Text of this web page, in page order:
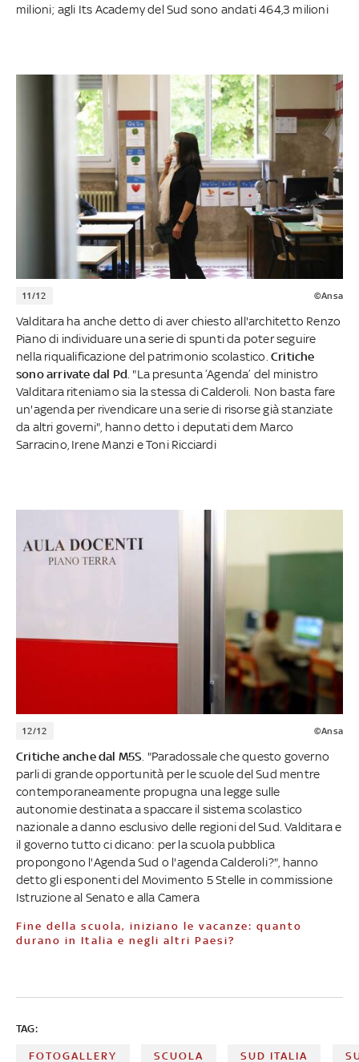
milioni; agli Its Academy del Sud sono andati 464,3 milioni
11/12 ©Ansa
Valditara ha anche detto di aver chiesto all'architetto Renzo
Piano di individuare una serie di spunti da poter seguire
nella riqualificazione del patrimonio scolastico.Critiche
sono arrivate dal Pd . "La presunta ‘Agenda’ del ministro
Valditara riteniamo sia la stessa di Calderoli. Non basta fare
un'agenda per rivendicare una serie di risorse già stanziate
da altri governi", hanno detto i deputati dem Marco
Sarracino, Irene Manzi e Toni Ricciardi
12/12 ©Ansa
Critiche anche dal M5S . "Paradossale che questo governo
parli di grande opportunità per le scuole del Sud mentre
contemporaneamente propugna una legge sulle
autonomie destinata a spaccare il sistema scolastico
nazionale a danno esclusivo delle regioni del Sud. Valditara e
il governo tutto ci dicano: per la scuola pubblica
propongono l'Agenda Sud o l'agenda Calderoli?", hanno
detto gli esponenti del Movimento 5 Stelle in commissione
Istruzione al Senato e alla Camera
Fine della scuola, iniziano le vacanze: quanto
durano in Italia e negli altri Paesi?
TAG:
FOTOGALLERY SCUOLA SUD ITALIA